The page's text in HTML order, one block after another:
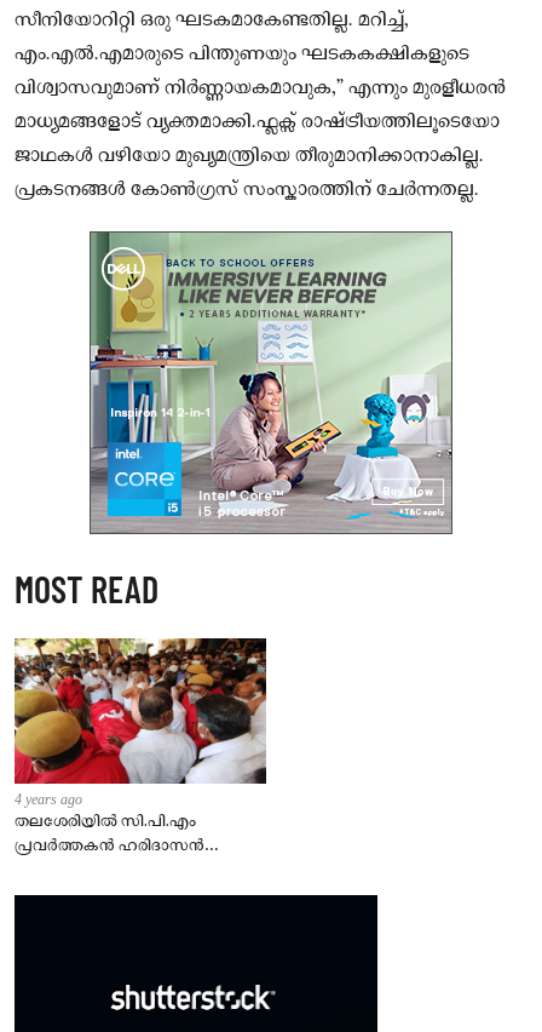
സീനിയോറിറ്റി ഒരു ഘടകമാകേണ്ടതില്ല. മറിച്ച്,
എം.എൽ.എമാരുടെ പിന്തുണയും ഘടകകക്ഷികളുടെ
വിശ്വാസവുമാണ് നിർണ്ണായകമാവുക,” എന്നും മുരളീധരൻ
മാധ്യമങ്ങളോട് വ്യക്തമാക്കി.ഫ്ലക്സ് രാഷ്ട്രീയത്തിലൂടെയോ
ജാഥകൾ വഴിയോ മുഖ്യമന്ത്രിയെ തീരുമാനിക്കാനാകില്ല.
പ്രകടനങ്ങൾ കോൺഗ്രസ് സംസ്കാരത്തിന് ചേർന്നതല്ല.
MOST READ
4 years ago
തലശേരിയില്‍ സി.പി.എം
പ്രവര്‍ത്തകന്‍ ഹരിദാസന്‍
ഏഴ്പേര്‍ പിടിയില്‍.